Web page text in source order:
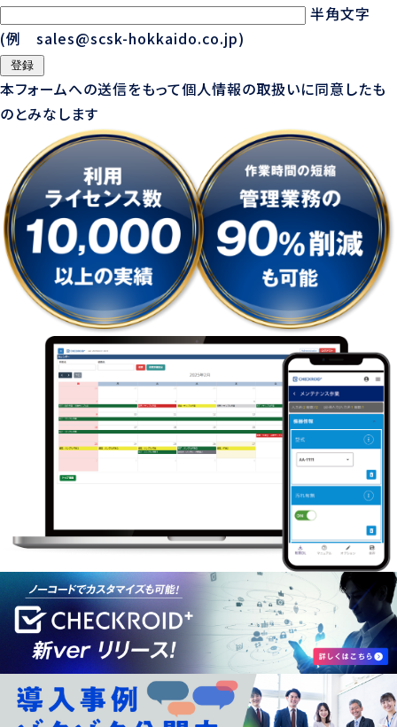
半角文字
(例 sales@scsk-hokkaido.co.jp)
本フォームへの送信をもって個人情報の取扱いに同意したも
のとみなします